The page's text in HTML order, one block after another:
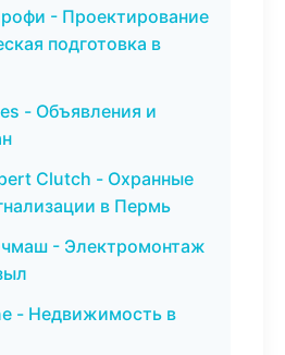
- Проектирование
подготовка в
- Объявления и
Clutch - Охранные
в Пермь
- Электромонтаж
- Недвижимость в